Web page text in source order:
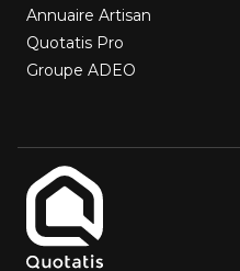
Annuaire Artisan
Quotatis Pro
Groupe ADEO